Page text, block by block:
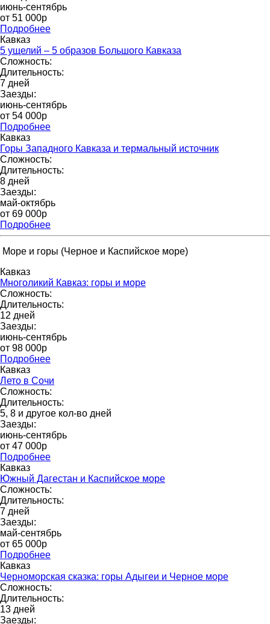
июнь-сентябрь
от 51 000р
Подробнее
Кавказ
5 ущелий – 5 образов Большого Кавказа
Сложность:
Длительность:
7 дней
Заезды:
июнь-сентябрь
от 54 000р
Подробнее
Кавказ
Горы Западного Кавказа и термальный источник
Сложность:
Длительность:
8 дней
Заезды:
май-октябрь
от 69 000p
Подробнее
Море и горы (Черное и Каспийское море)
Кавказ
Многоликий Кавказ: горы и море
Сложность:
Длительность:
12 дней
Заезды:
июнь-сентябрь
от 98 000p
Подробнее
Кавказ
Лето в Сочи
Сложность:
Длительность:
5, 8 и другое кол-во дней
Заезды:
июнь-сентябрь
от 47 000р
Подробнее
Кавказ
Южный Дагестан и Каспийское море
Сложность:
Длительность:
7 дней
Заезды:
май-сентябрь
от 65 000p
Подробнее
Кавказ
Черноморская сказка: горы Адыгеи и Черное море
Сложность:
Длительность:
13 дней
Заезды: